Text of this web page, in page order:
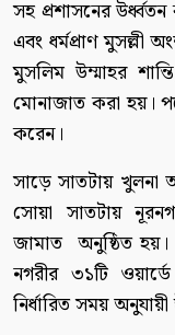
সহ প্রশাসনের
এবং ধর্মপ্রাণ মুসল্লী
মুসলিম উম্মাহর
মোনাজাত করা হয়।
করেন।
সাড়ে সাতটায় খুলনা
সোয়া সাতটায়
জামাত অনুষ্ঠিত হয়।
নগরীর ৩১টি
নির্ধারিত সময়